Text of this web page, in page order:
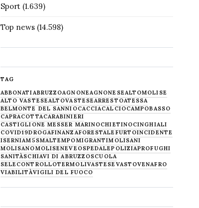
Sport(1.639)
Top news(14.598)
TAG
ABBONATIABRUZZOAGNONEAGNONESEALTOMOLISE
ALTO VASTESEALTOVASTESEARRESTOATESSA
BELMONTE DEL SANNIOCACCIACALCIOCAMPOBASSO
CAPRACOTTACARABINIERI
CASTIGLIONE MESSER MARINOCHIETINOCINGHIALI
COVID19DROGAFINANZAFORESTALE FURTOINCIDENTE
ISERNIAM5SMALTEMPOMIGRANTIMOLISANI
MOLISANOMOLISENEVE OSPEDALEPOLIZIAPROFUGHI
SANITÀSCHIAVI DI ABRUZZOSCUOLA
SELECONTROLLOTERMOLIVASTESE VASTOVENAFRO
VIABILITÀVIGILI DEL FUOCO